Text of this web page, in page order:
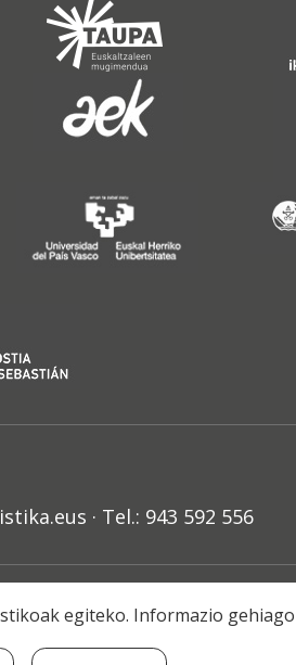
· Tel.: 943 592 556
Klusterra
egiteko. Informazio